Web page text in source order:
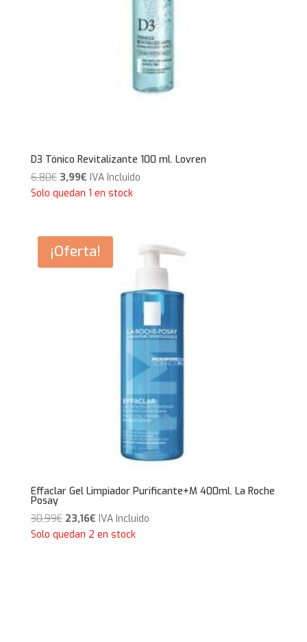
D3 Tónico Revitalizante 100 ml. Lovren
6,80€ El
precio
6,80€.
3,99€El
precio
3,99€.
IVA Incluido
Solo quedan 1 en stock
¡Oferta!
Effaclar Gel Limpiador Purificante+M 400ml. La Roche
Posay
30,99€ El
precio
23,16€El
precio
IVA Incluido
Solo quedan 2 en stock